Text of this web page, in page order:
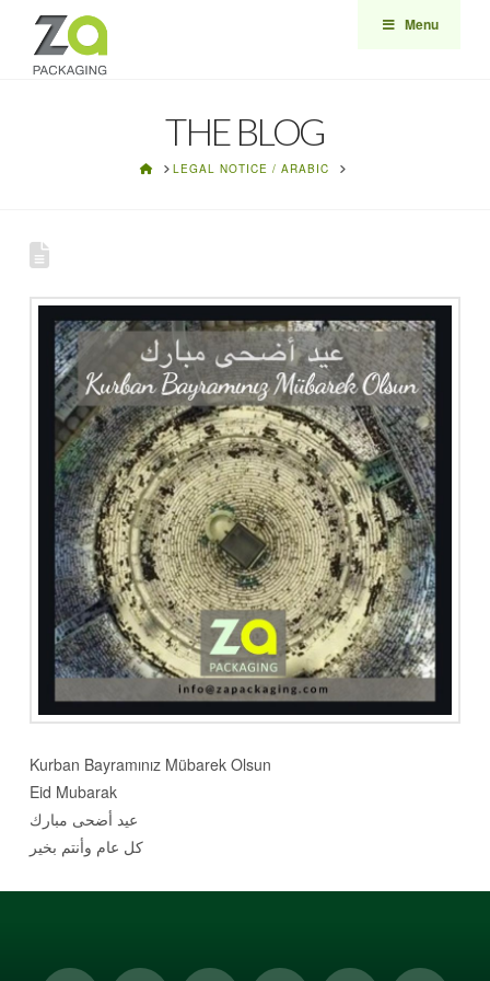
Menu
THE BLOG
HOMELEGAL NOTICE / ARABIC
Kurban Bayramınız Mübarek Olsun
Eid Mubarak
عيد أضحى مبارك
كل عام وأنتم بخير